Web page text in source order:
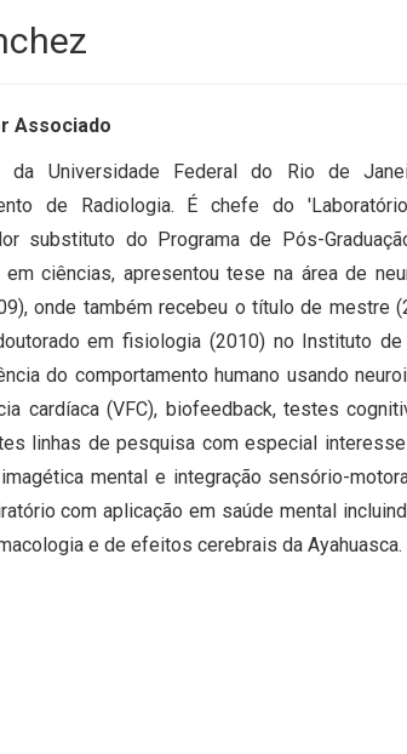
Associado
da Universidade Federal do Rio de
de Radiologia. É chefe do
substituto do Programa de Pós-
em ciências, apresentou tese na área de
onde também recebeu o título de mestre
em fisiologia (2010) no Instituto
do comportamento humano usando
cardíaca (VFC), biofeedback, testes
linhas de pesquisa com especial
mental e integração sensório-
com aplicação em saúde mental
e de efeitos cerebrais da Ayahuasca.